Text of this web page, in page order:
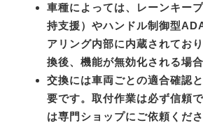
車種によっては、レーンキー
持支援）やハンドル制御型
アリング内部に内蔵されてお
換後、機能が無効化される場合
交換には車両ごとの適合確認
要です。取付作業は必ず信頼
は専門ショップにご依頼くださ